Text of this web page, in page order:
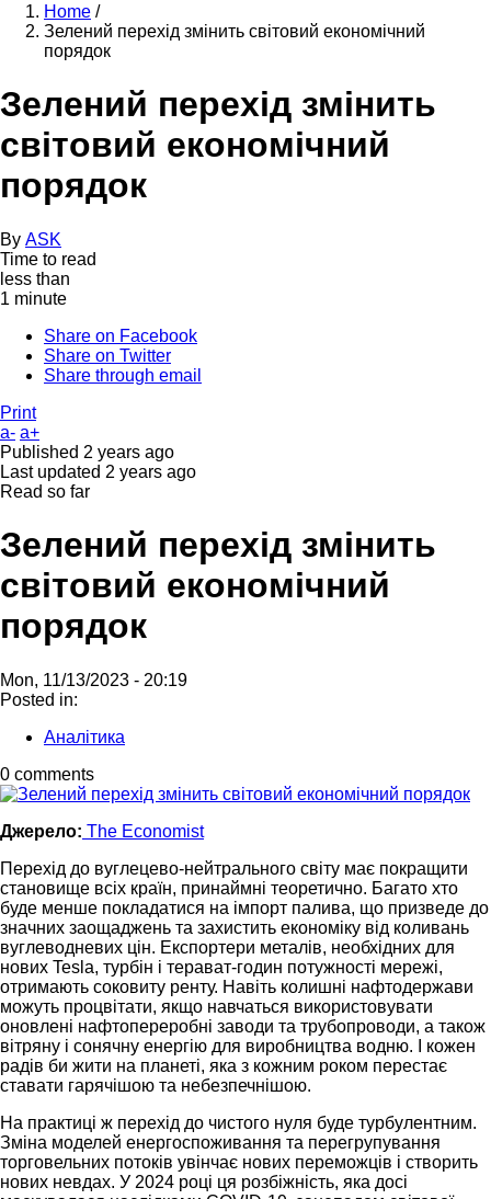
Home /
Зелений перехід змінить світовий економічний
порядок
Зелений перехід змінить
світовий економічний
порядок
By ASK
Time to read
less than
1 minute
Share on Facebook
Share on Twitter
Share through email
Print
a- a+
Published 2 years ago
Last updated 2 years ago
Read so far
Зелений перехід змінить
світовий економічний
порядок
Mon, 11/13/2023 - 20:19
Posted in:
Аналітика
0 comments
Джерело: The Economist
Перехід до вуглецево-нейтрального світу має покращити
становище всіх країн, принаймні теоретично. Багато хто
буде менше покладатися на імпорт палива, що призведе до
значних заощаджень та захистить економіку від коливань
вуглеводневих цін. Експортери металів, необхідних для
нових Tesla, турбін і терават-годин потужності мережі,
отримають соковиту ренту. Навіть колишні нафтодержави
можуть процвітати, якщо навчаться використовувати
оновлені нафтопереробні заводи та трубопроводи, а також
вітряну і сонячну енергію для виробництва водню. І кожен
радів би жити на планеті, яка з кожним роком перестає
ставати гарячішою та небезпечнішою.
На практиці ж перехід до чистого нуля буде турбулентним.
Зміна моделей енергоспоживання та перегрупування
торговельних потоків увінчає нових переможців і створить
нових невдах. У 2024 році ця розбіжність, яка досі